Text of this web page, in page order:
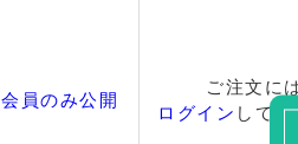
会員のみ公開
ご注文に
ログイン して